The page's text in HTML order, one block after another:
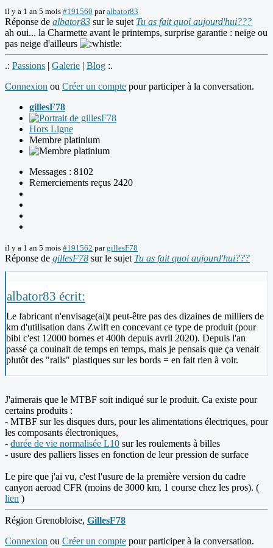
il y a 1 an 5 mois #191560 paralbator83
Réponse de albator83 sur le sujet Tu as fait quoi aujourd'hui???
ah oui... la Charmette avant le printemps, surprise garantie : neige ou
pas neige d'ailleurs
.: Passions | Galerie | Blog :.
Connexion ou Créer un compte pour participer à la conversation.
gillesF78
Hors Ligne
Membre platinium
Messages : 8102
Remerciements reçus 2420
il y a 1 an 5 mois #191562 pargillesF78
Réponse de gillesF78 sur le sujet Tu as fait quoi aujourd'hui???
albator83 écrit:
Le fabricant n'envisage(ai)t peut-être pas des dizaines de milliers de
km d'utilisation dans Zwift en concevant ce type de produit (pour
bibi c'est 12000 bornes et 400h depuis avril 2020). Depuis l'an
passé ça couinait de temps en temps, mais je pensais que ça venait
plutôt des "rails" plastiques sur les bords = en fait rien à voir.
J'aimerais que le MTBF soit indiqué sur le produit. Ca existe pour
certains produits :
- MTBF sur les disques durs, pour les alimentations électriques, pour
les composants électroniques,
- durée de vie normalisée L10 sur les roulements à billes
- usure des palliers lisses en fonction de leur pression de surface
Le pire que j'ai vu, c'est l'usure de la première version du cadre
canyon aeroad CFR (moins de 3000 km, 1 course chez les pros). (
lien )
Région Grenobloise, GillesF78
Connexion ou Créer un compte pour participer à la conversation.